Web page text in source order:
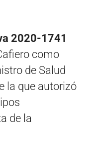
2020-1741
como
de Salud
la que autorizó
de la